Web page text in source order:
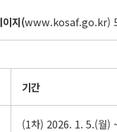
지(www.kosaf.go.kr)
기간
(1차) 2026. 1. 5.(월)